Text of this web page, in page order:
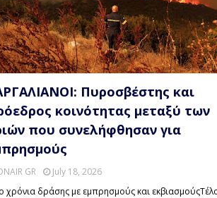
Πυροσβέστης και
κοινότητας μεταξύ των
που συνελήφθησαν για
GR
July 18, 2026
χρόνια δράσης με εμπρησμούς και